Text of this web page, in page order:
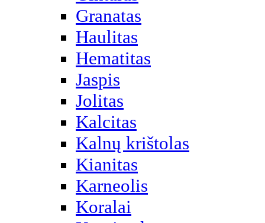
Granatas
Haulitas
Hematitas
Jaspis
Jolitas
Kalcitas
Kalnų krištolas
Kianitas
Karneolis
Koralai